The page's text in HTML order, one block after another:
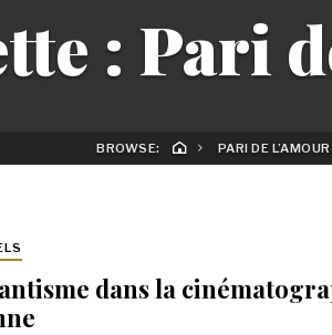
: Pari
BROWSE: PARI DE L’AMOUR
dans la